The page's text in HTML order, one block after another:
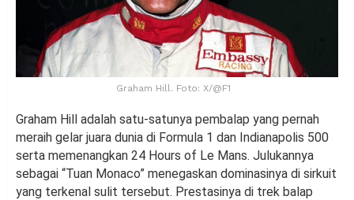
Graham Hill. Foto: X/@F1
Graham Hill adalah satu-satunya pembalap yang pernah
meraih gelar juara dunia di Formula 1 dan Indianapolis 500
serta memenangkan 24 Hours of Le Mans. Julukannya
sebagai “Tuan Monaco” menegaskan dominasinya di sirkuit
yang terkenal sulit tersebut. Prestasinya di trek balap